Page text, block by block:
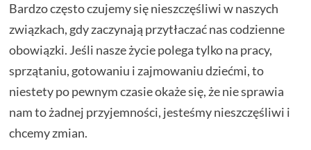
Bardzo często czujemy się nieszczęśliwi w naszych
związkach, gdy zaczynają przytłaczać nas codzienne
obowiązki. Jeśli nasze życie polega tylko na pracy,
sprzątaniu, gotowaniu i zajmowaniu dziećmi, to
niestety po pewnym czasie okaże się, że nie sprawia
nam to żadnej przyjemności, jesteśmy nieszczęśliwi i
chcemy zmian.